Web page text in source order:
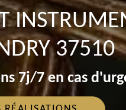
37510
7j/7 en cas